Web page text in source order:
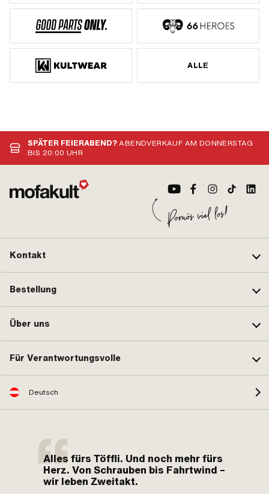
ALLE
SPÄTER FEIERABEND?ABENDVERKAUF AM DONNERSTAG
BIS 20:00 UHR
Kontakt
Bestellung
Über uns
Für Verantwortungsvolle
Deutsch
Alles fürs Töffli. Und noch mehr fürs
Herz. Von Schrauben bis Fahrtwind –
wir leben Zweitakt.